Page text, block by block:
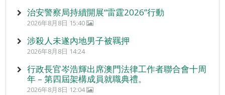
治安警察局持續開展“雷霆2026”行動
2026年8月8日 15:40
涉殺人未遂內地男子被羈押
2026年8月8日 14:24
行政長官岑浩輝出席澳門法律工作者聯合會十周
年 – 第四屆架構成員就職典禮。
2026年8月8日 12:04